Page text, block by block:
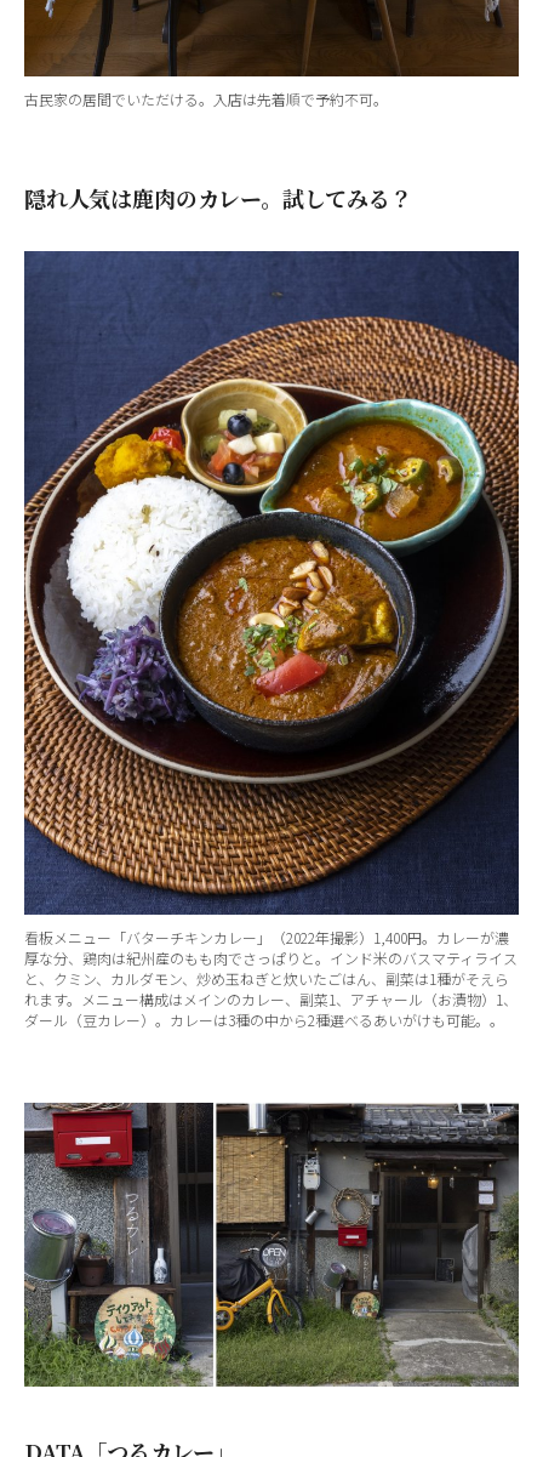
古民家の居間でいただける。入店は先着順で予約不可。
隠れ人気は鹿肉のカレー。試してみる？
看板メニュー「バターチキンカレー」（2022年撮影）1,400円。カレーが濃
厚な分、鶏肉は紀州産のもも肉でさっぱりと。インド米のバスマティライス
と、クミン、カルダモン、炒め玉ねぎと炊いたごはん、副菜は1種がそえら
れます。メニュー構成はメインのカレー、副菜1、アチャール（お漬物）1、
ダール（豆カレー）。カレーは3種の中から2種選べるあいがけも可能。。
DATA「つるカレー」